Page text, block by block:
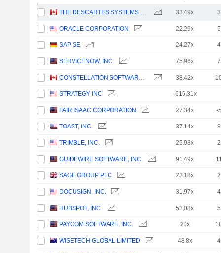
THE DESCARTES SYSTEMS GROUP INC. 33.49x
ORACLE CORPORATION 22.29x
SAP SE 24.27x
SERVICENOW, INC. 75.96x
CONSTELLATION SOFTWARE INC. 38.42x
STRATEGY INC -615.31x
FAIR ISAAC CORPORATION 27.34x -
TOAST, INC. 37.14x
TRIMBLE, INC. 25.93x
GUIDEWIRE SOFTWARE, INC. 91.49x
SAGE GROUP PLC 23.18x
DOCUSIGN, INC. 31.97x
HUBSPOT, INC. 53.08x
PAYCOM SOFTWARE, INC. 20x
WISETECH GLOBAL LIMITED 48.8x